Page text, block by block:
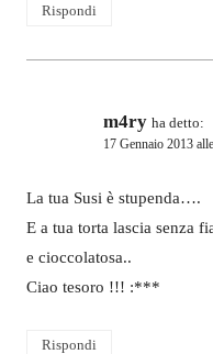
Rispondi
m4ry ha detto:
17 Gennaio 2013
La tua Susi è stupenda….
E a tua torta lascia senza
e cioccolatosa..
Ciao tesoro !!! :***
Rispondi